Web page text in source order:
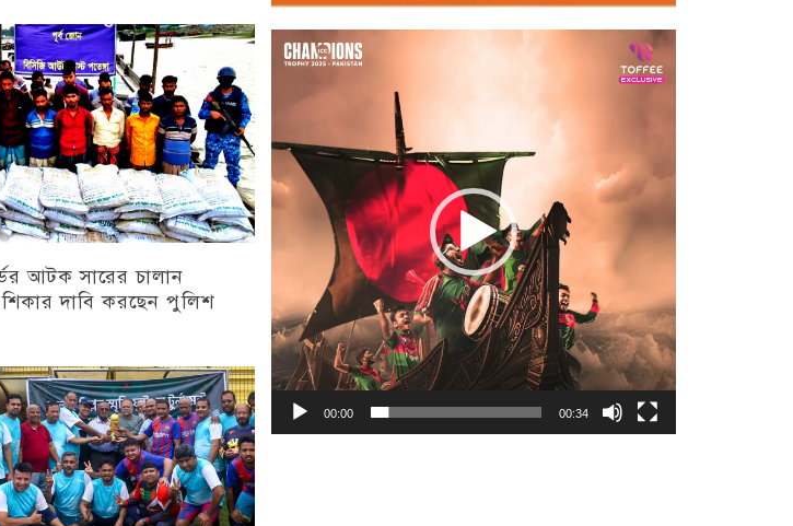
আটক সারের চালান
শিকার দাবি করছেন পুলিশ
Video
Player
00:00 00:34